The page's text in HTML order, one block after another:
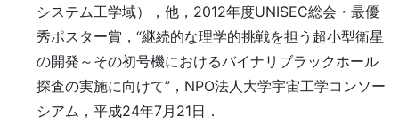
システム工学域），他，2012年度UNISEC総会・最優
秀ポスター賞，“継続的な理学的挑戦を担う超小型衛星
の開発～その初号機におけるバイナリブラックホール
探査の実施に向けて”，NPO法人大学宇宙工学コンソー
シアム，平成24年7月21日．